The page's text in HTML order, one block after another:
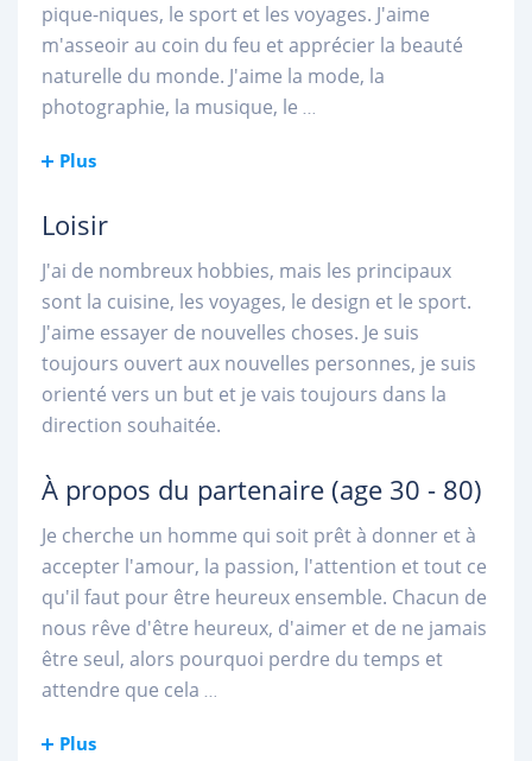
pique-niques, le sport et les voyages. J'aime
m'asseoir au coin du feu et apprécier la beauté
naturelle du monde. J'aime la mode, la
photographie, la musique, le ...
Plus
Loisir
J'ai de nombreux hobbies, mais les principaux
sont la cuisine, les voyages, le design et le sport.
J'aime essayer de nouvelles choses. Je suis
toujours ouvert aux nouvelles personnes, je suis
orienté vers un but et je vais toujours dans la
direction souhaitée.
À propos du partenaire (age 30 - 80)
Je cherche un homme qui soit prêt à donner et à
accepter l'amour, la passion, l'attention et tout ce
qu'il faut pour être heureux ensemble. Chacun de
nous rêve d'être heureux, d'aimer et de ne jamais
être seul, alors pourquoi perdre du temps et
attendre que cela ...
Plus